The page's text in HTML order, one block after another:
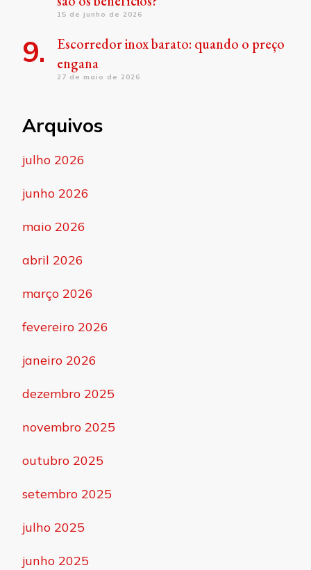
15 de junho de 2026
Escorredor inox barato: quando o preço
engana
27 de maio de 2026
Arquivos
julho 2026
junho 2026
maio 2026
abril 2026
março 2026
fevereiro 2026
janeiro 2026
dezembro 2025
novembro 2025
outubro 2025
setembro 2025
julho 2025
junho 2025